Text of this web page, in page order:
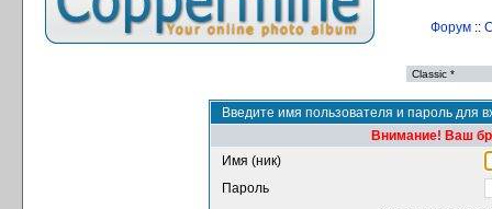
Форум::
Введите имя пользователя и пароль для
Внимание! Ваш
Имя (ник)
Пароль